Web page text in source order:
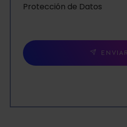
Protección de Datos
ENVIAR